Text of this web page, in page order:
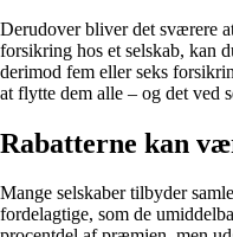
Derudover bliver det sværere
forsikring hos et selskab, kan
derimod fem eller seks
at flytte dem alle – og det ved
Rabatterne kan
Mange selskaber tilbyder
fordelagtige, som de